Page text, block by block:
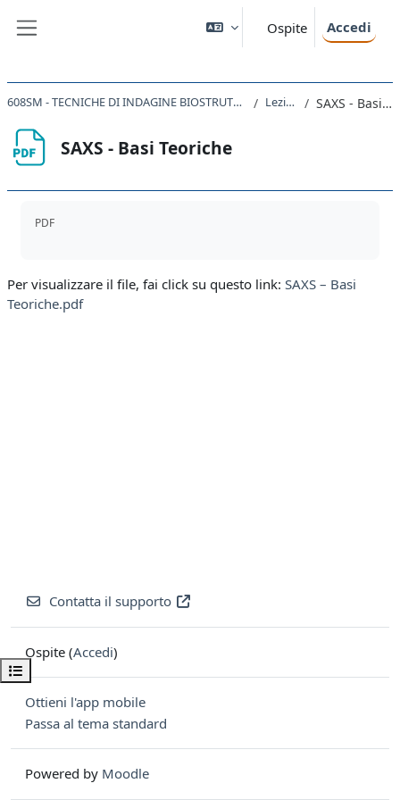
Ospite Accedi
Apri indice del corso
608SM - TECNICHE DI INDAGINE BIOSTRUTTURALE CON LUCE DI SINCROTRONE 2020 Lezione IV SAXS - Basi Teoriche
SAXS - Basi Teoriche
PDF
Per visualizzare il file, fai click su questo link: SAXS – Basi
Teoriche.pdf
Contatta il supporto
Ospite (Accedi)
Ottieni l'app mobile
Passa al tema standard
Powered by Moodle